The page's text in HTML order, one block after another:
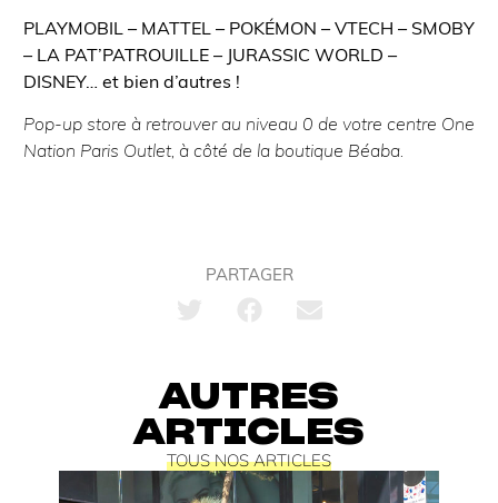
PLAYMOBIL – MATTEL – POKÉMON – VTECH – SMOBY
– LA PAT’PATROUILLE – JURASSIC WORLD –
DISNEY… et bien d’autres !
Pop-up store à retrouver au niveau 0 de votre centre One
Nation Paris Outlet, à côté de la boutique Béaba.
PARTAGER
AUTRES
ARTICLES
TOUS NOS ARTICLES